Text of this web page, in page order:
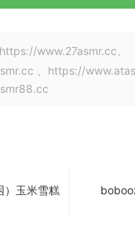
www.27asmr.cc、
、https://
）玉米雪糕